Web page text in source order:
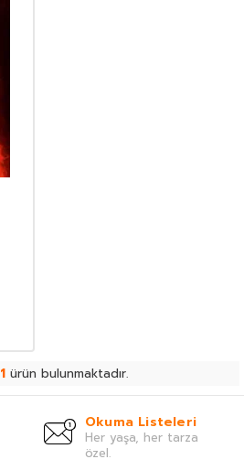
1ürün bulunmaktadır.
Okuma Listeleri
Her yaşa, her tarza
özel.